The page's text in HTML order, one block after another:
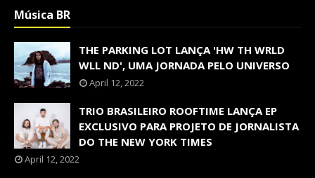
Música BR
THE PARKING LOT LANÇA 'HW TH WRLD
WLL ND', UMA JORNADA PELO UNIVERSO
April 12, 2022
TRIO BRASILEIRO ROOFTIME LANÇA EP
EXCLUSIVO PARA PROJETO DE JORNALISTA
DO THE NEW YORK TIMES
April 12, 2022